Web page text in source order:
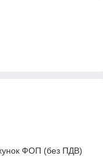
ФОП (без ПДВ)